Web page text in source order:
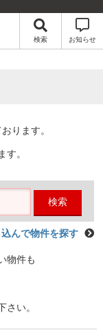
検索 お知らせ
ります。
す。
検索
んで物件を探す
物件も
さい。